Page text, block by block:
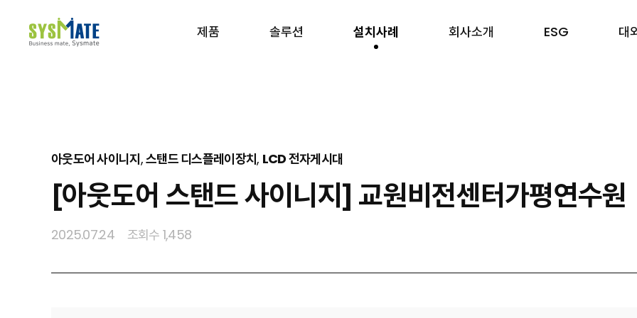
제품 솔루션 설치사례 회사소개 ESG 대
아웃도어 사이니지,스탠드 디스플레이장치, LCD 전자게시대
[아웃도어 스탠드 사이니지] 교원비전센터가평연수원
2025.07.24 조회수 1,458